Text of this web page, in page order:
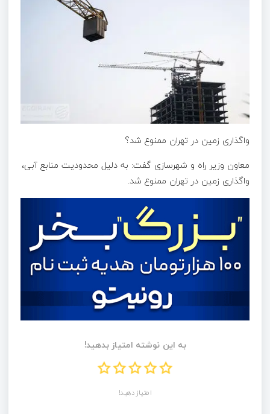
واگذاری زمین در تهران ممنوع شد؟
معاون وزیر راه و شهرسازی گفت: به دلیل محدودیت منابع آبی،
واگذاری زمین در تهران ممنوع شد.
به این نوشته امتیاز بدهید!
امتیاز دهید!